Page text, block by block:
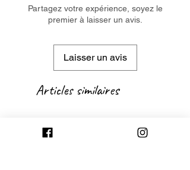
Partagez votre expérience, soyez le
premier à laisser un avis.
Laisser un avis
Articles similaires